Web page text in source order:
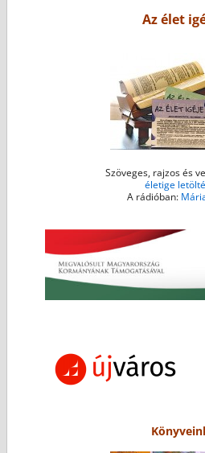
p
p
Az élet
Szöveges, rajzos és
életige
A rádióban: